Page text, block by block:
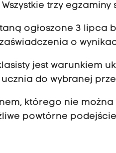
trzy egzaminy
ogłoszone 3 lipca
o
jest warunkiem
do wybranej
którego nie
powtórne